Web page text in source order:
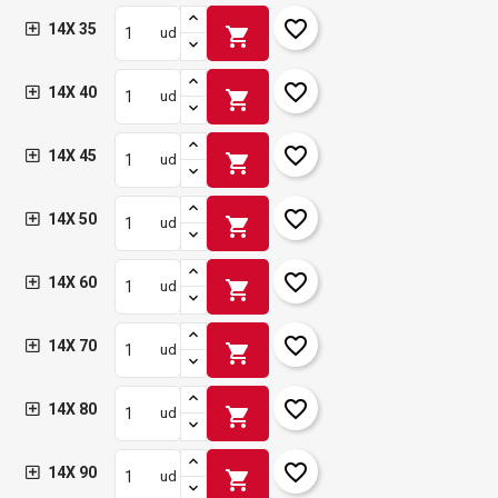
14X 35 ud shopping_cart favorite_border
14X 40 ud shopping_cart favorite_border
14X 45 ud shopping_cart favorite_border
14X 50 ud shopping_cart favorite_border
14X 60 ud shopping_cart favorite_border
14X 70 ud shopping_cart favorite_border
14X 80 ud shopping_cart favorite_border
14X 90 ud shopping_cart favorite_border